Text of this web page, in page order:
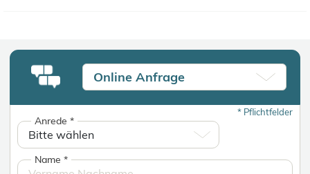
Online Anfrage
*Pflichtfelder
Anrede*
Name*